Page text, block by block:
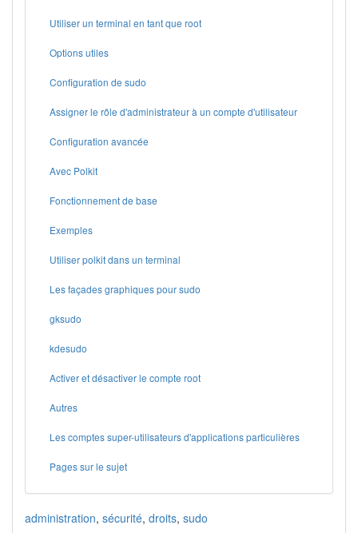
Utiliser un terminal en tant que root
Options utiles
Configuration de sudo
Assigner le rôle d'administrateur à un compte d'utilisateur
Configuration avancée
Avec Polkit
Fonctionnement de base
Exemples
Utiliser polkit dans un terminal
Les façades graphiques pour sudo
gksudo
kdesudo
Activer et désactiver le compte root
Autres
Les comptes super-utilisateurs d'applications particulières
Pages sur le sujet
administration, sécurité, droits, sudo